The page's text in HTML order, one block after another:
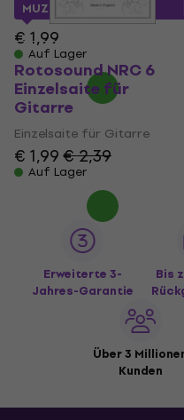
MUZMUZ-15
€ 1,99
Auf Lager
Rotosound NRC 6
Einzelsaite für
Gitarre
Einzelsaite für Gitarre
€ 1,99€ 2,39
Auf Lager
Erweiterte 3-
Jahres-Garantie
Bis
Über 3
Kunden